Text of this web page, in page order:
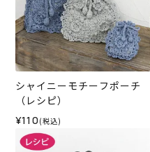
シャイニーモチーフポーチ
（レシピ）
¥110 (税込)